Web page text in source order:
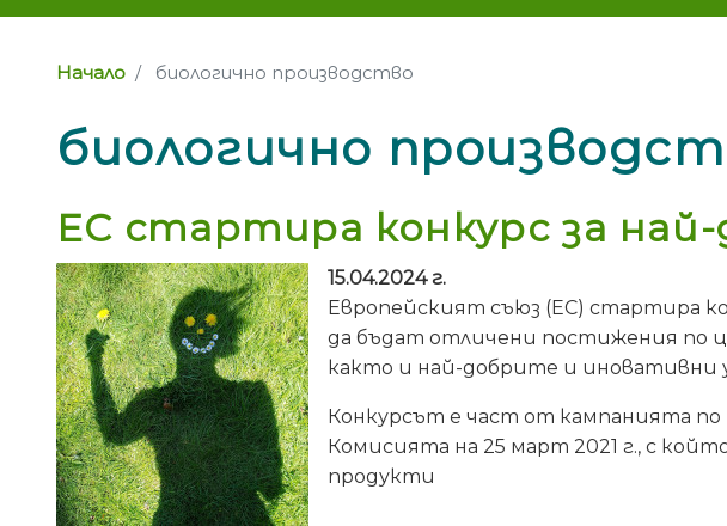
Начало биологично производство
биологично
ЕС стартира конкурс за
15.04.2024 г.
Европейският съюз (ЕС) стартира
да бъдат отличени постижения по
както и най-добрите и иновативни
Конкурсът е част от кампанията
Комисията на 25 март 2021 г., с
продукти